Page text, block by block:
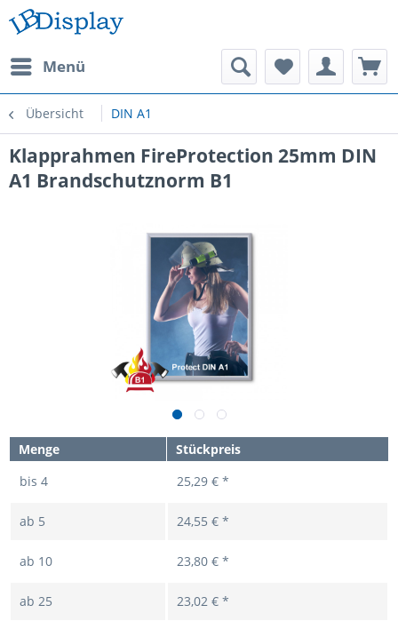
Menü
Übersicht DIN A1
Klapprahmen FireProtection 25mm DIN
A1 Brandschutznorm B1
Menge
Stückpreis
bis 4 25,29 € *
ab 5 24,55 € *
ab 10 23,80 € *
ab 25 23,02 € *